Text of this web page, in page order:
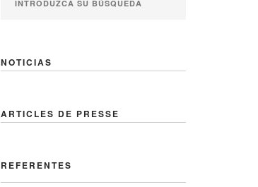
NOTICIAS
ARTICLES DE PRESSE
REFERENTES